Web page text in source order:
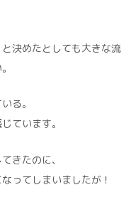
決めたとしても大きな流
る。
ています。
きたのに、
ってしまいましたが！